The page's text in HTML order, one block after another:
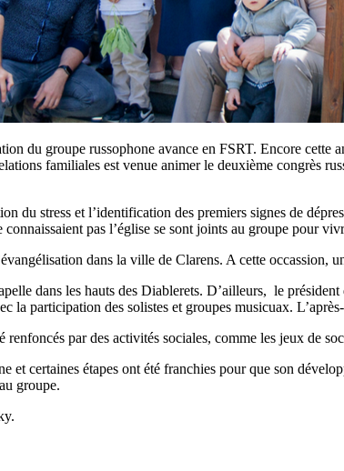
du groupe russophone avance en FSRT. Encore
familiales est venue animer le deuxième congrès
du stress et l’identification des premiers signes de
pas l’église se sont joints au groupe pour
dans la ville de Clarens. A cette occassion,
dans les hauts des Diablerets. D’ailleurs, le
la participation des solistes et groupes musicuax.
par des activités sociales, comme les jeux de
et certaines étapes ont été franchies pour que son
groupe.